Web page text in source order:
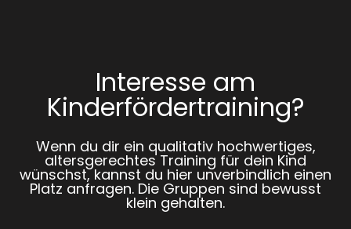
Interesse am
Kinderfördertraining?
Wenn du dir ein qualitativ hochwertiges,
altersgerechtes Training für dein Kind
wünschst, kannst du hier unverbindlich einen
Platz anfragen. Die Gruppen sind bewusst
klein gehalten.